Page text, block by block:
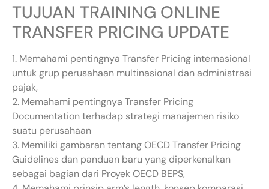
TUJUAN TRAINING ONLINE
TRANSFER PRICING UPDATE
1. Memahami pentingnya Transfer Pricing internasional
untuk grup perusahaan multinasional dan administrasi
pajak,
2. Memahami pentingnya Transfer Pricing
Documentation terhadap strategi manajemen risiko
suatu perusahaan
3. Memiliki gambaran tentang OECD Transfer Pricing
Guidelines dan panduan baru yang diperkenalkan
sebagai bagian dari Proyek OECD BEPS,